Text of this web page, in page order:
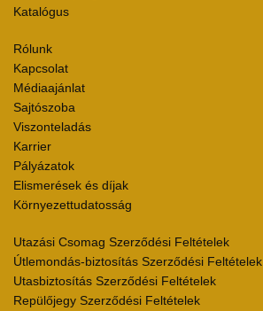
Katalógus
Rólunk
Kapcsolat
Médiaajánlat
Sajtószoba
Viszonteladás
Karrier
Pályázatok
Elismerések és díjak
Környezettudatosság
Utazási Csomag Szerződési Feltételek
Útlemondás-biztosítás Szerződési Feltételek
Utasbiztosítás Szerződési Feltételek
Repülőjegy Szerződési Feltételek